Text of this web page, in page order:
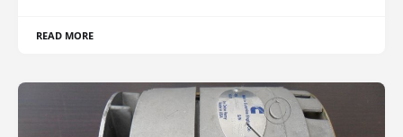
READ MORE